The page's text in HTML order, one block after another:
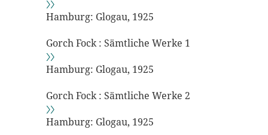
〉〉
Hamburg: Glogau, 1925
Gorch Fock : Sämtliche Werke 1
〉〉
Hamburg: Glogau, 1925
Gorch Fock : Sämtliche Werke 2
〉〉
Hamburg: Glogau, 1925